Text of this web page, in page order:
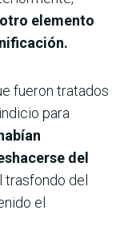
elemento
fueron tratados
para
del
del
el